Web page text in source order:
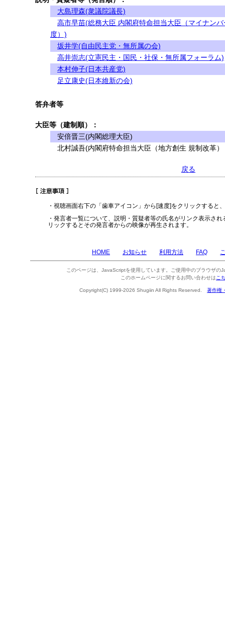
大島理森(衆議院議長)
高市早苗(総務大臣 内閣府特命担当大臣（マイナンバ
度）)
坂井学(自由民主党・無所属の会)
高井崇志(立憲民主・国民・社保・無所属フォーラム)
本村伸子(日本共産党)
足立康史(日本維新の会)
答弁者等
大臣等（建制順）：
安倍晋三(内閣総理大臣)
北村誠吾(内閣府特命担当大臣（地方創生 規制改革
戻る
・視聴画面右下の「歯車アイコン」から[速度]をクリックすると
・発言者一覧について、説明・質疑者等の氏名がリンク表示さ
リックするとその発言者からの映像が再生されます。
HOME お知らせ 利用方法 FAQ
このページは、JavaScriptを使用しています。ご使用中のブラウザの
このホームページに関するお問い合わせは こ
Copyright(C) 1999-2026 Shugiin All Rights Reserved. 著作権